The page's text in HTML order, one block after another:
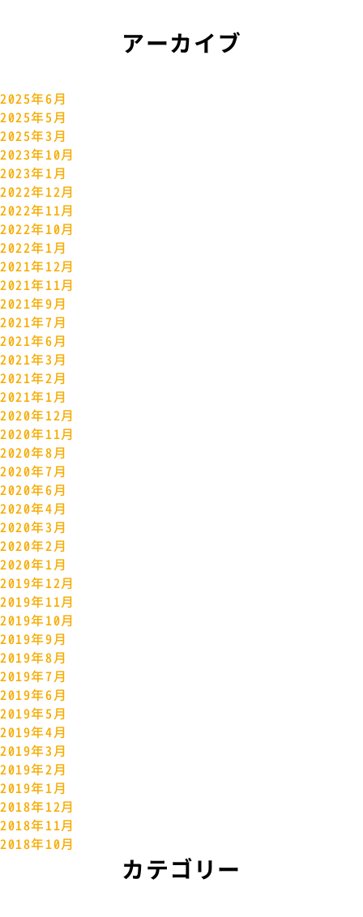
アーカイブ
2025年6月
2025年5月
2025年3月
2023年10月
2023年1月
2022年12月
2022年11月
2022年10月
2022年1月
2021年12月
2021年11月
2021年9月
2021年7月
2021年6月
2021年3月
2021年2月
2021年1月
2020年12月
2020年11月
2020年8月
2020年7月
2020年6月
2020年4月
2020年3月
2020年2月
2020年1月
2019年12月
2019年11月
2019年10月
2019年9月
2019年8月
2019年7月
2019年6月
2019年5月
2019年4月
2019年3月
2019年2月
2019年1月
2018年12月
2018年11月
2018年10月
カテゴリー